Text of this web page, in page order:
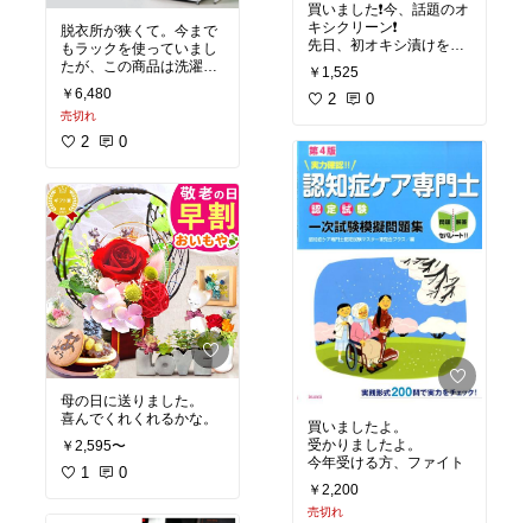
脱衣所が狭くて。今まで
もラックを使っていまし
たが、この商品は洗濯カ
ゴが付いているので、今
まで床に置いていたバス
ケットがいらなくなった
分、スペースが空きまし
ので、今まで使えていな
かったデッドスペースが
なくなりました。
￥6,480
売切れ
2 0
母の日に送りました。
喜んでくれくれるかな。
￥2,595〜
1 0
買いました❗️今、話題のオ
キシクリーン❗️
先日、初オキシ漬けをし
ましたよ。
浴槽に水張って洗面器や
ら、風呂の蓋やら…漬け
黒カビ、消えました❗️
水垢も水をかけてさっと
拭いたら綺麗になくなり
ました❗️
色物も大丈夫なので、週
末にはお気に入りのコン
バースをオキシ漬けしま
すっ❗️
￥1,525
2 0
買いましたよ。
受かりましたよ。
今年受ける方、ファイト
￥2,200
売切れ